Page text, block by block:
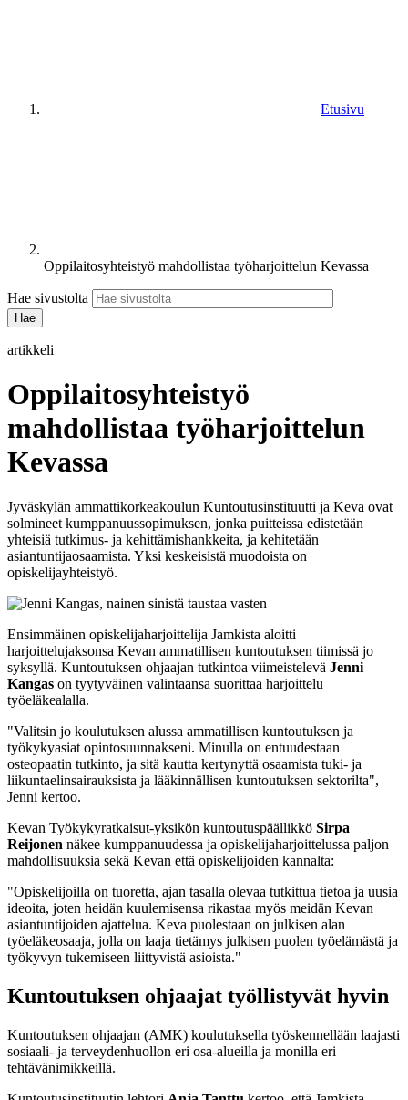
Etusivu
Oppilaitosyhteistyö mahdollistaa työharjoittelun Kevassa
Hae sivustolta
artikkeli
Oppilaitosyhteistyö
mahdollistaa työharjoittelun
Kevassa
Jyväskylän ammattikorkeakoulun Kuntoutusinstituutti ja Keva ovat
solmineet kumppanuussopimuksen, jonka puitteissa edistetään
yhteisiä tutkimus- ja kehittämishankkeita, ja kehitetään
asiantuntijaosaamista. Yksi keskeisistä muodoista on
opiskelijayhteistyö.
Ensimmäinen opiskelijaharjoittelija Jamkista aloitti
harjoittelujaksonsa Kevan ammatillisen kuntoutuksen tiimissä jo
syksyllä. Kuntoutuksen ohjaajan tutkintoa viimeistelevä Jenni
Kangas on tyytyväinen valintaansa suorittaa harjoittelu
työeläkealalla.
"Valitsin jo koulutuksen alussa ammatillisen kuntoutuksen ja
työkykyasiat opintosuunnakseni. Minulla on entuudestaan
osteopaatin tutkinto, ja sitä kautta kertynyttä osaamista tuki- ja
liikuntaelinsairauksista ja lääkinnällisen kuntoutuksen sektorilta",
Jenni kertoo.
Kevan Työkykyratkaisut-yksikön kuntoutuspäällikkö Sirpa
Reijonen näkee kumppanuudessa ja opiskelijaharjoittelussa paljon
mahdollisuuksia sekä Kevan että opiskelijoiden kannalta:
"Opiskelijoilla on tuoretta, ajan tasalla olevaa tutkittua tietoa ja uusia
ideoita, joten heidän kuulemisensa rikastaa myös meidän Kevan
asiantuntijoiden ajattelua. Keva puolestaan on julkisen alan
työeläkeosaaja, jolla on laaja tietämys julkisen puolen työelämästä ja
työkyvyn tukemiseen liittyvistä asioista."
Kuntoutuksen ohjaajat työllistyvät hyvin
Kuntoutuksen ohjaajan (AMK) koulutuksella työskennellään laajasti
sosiaali- ja terveydenhuollon eri osa-alueilla ja monilla eri
tehtävänimikkeillä.